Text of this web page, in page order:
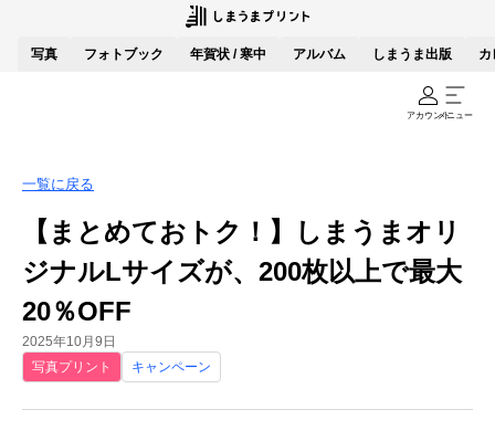
写真 フォトブック 年賀状 / 寒中 アルバム しまうま出版 カ
アカウントメニュー
一覧に戻る
【まとめておトク！】しまうまオリ
ジナルLサイズが、200枚以上で最大
20％OFF
2025年10月9日
写真プリント
キャンペーン